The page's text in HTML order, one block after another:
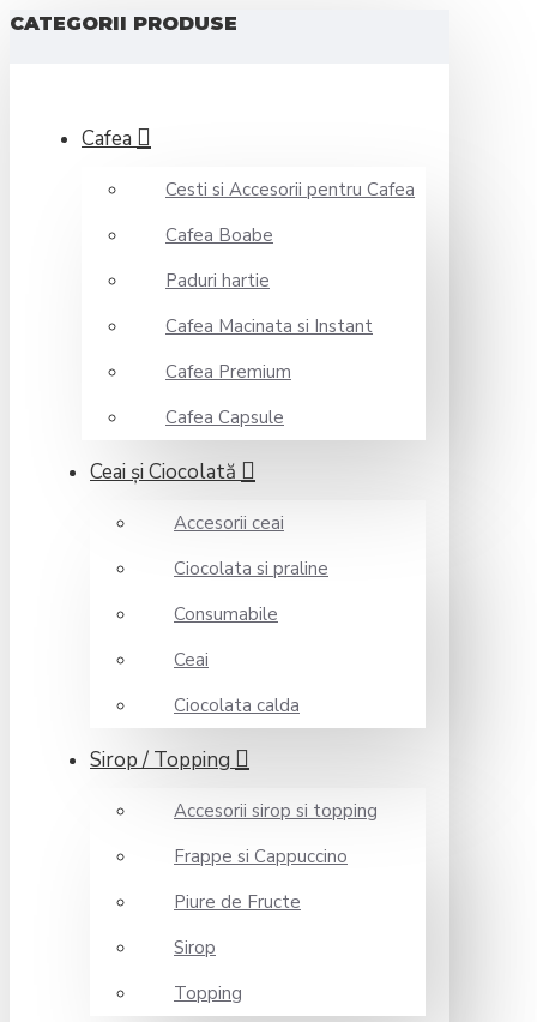
CATEGORII PRODUSE
Cafea
Cesti si Accesorii pentru Cafea
Cafea Boabe
Paduri hartie
Cafea Macinata si Instant
Cafea Premium
Cafea Capsule
Ceai şi Ciocolată
Accesorii ceai
Ciocolata si praline
Consumabile
Ceai
Ciocolata calda
Sirop / Topping
Accesorii sirop si topping
Frappe si Cappuccino
Piure de Fructe
Sirop
Topping